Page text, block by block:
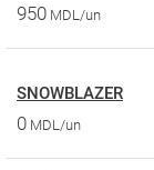
950 MDL/un
SNOWBLAZER
0 MDL/un